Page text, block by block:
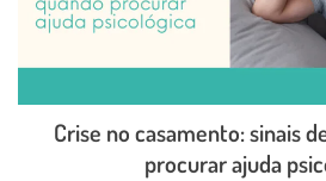
Crise no casamento: sinais
procurar ajuda